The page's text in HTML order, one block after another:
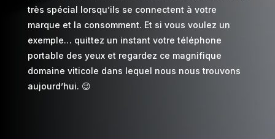
très spécial lorsqu’ils se connectent à votre
marque et la consomment. Et si vous voulez un
exemple… quittez un instant votre téléphone
portable des yeux et regardez ce magnifique
domaine viticole dans lequel nous nous trouvons
aujourd’hui. 😉